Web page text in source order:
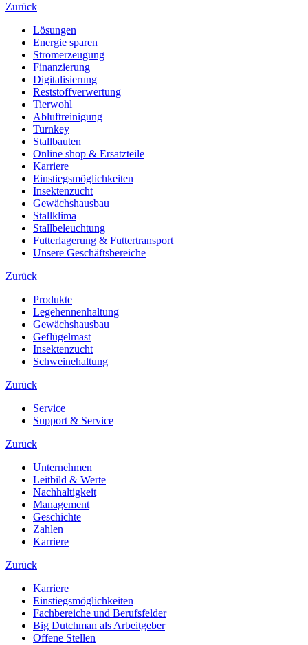
Zurück
Lösungen
Energie sparen
Stromerzeugung
Finanzierung
Digitalisierung
Reststoffverwertung
Tierwohl
Abluftreinigung
Turnkey
Stallbauten
Online shop & Ersatzteile
Karriere
Einstiegsmöglichkeiten
Insektenzucht
Gewächshausbau
Stallklima
Stallbeleuchtung
Futterlagerung & Futtertransport
Unsere Geschäftsbereiche
Zurück
Produkte
Legehennenhaltung
Gewächshausbau
Geflügelmast
Insektenzucht
Schweinehaltung
Zurück
Service
Support & Service
Zurück
Unternehmen
Leitbild & Werte
Nachhaltigkeit
Management
Geschichte
Zahlen
Karriere
Zurück
Karriere
Einstiegsmöglichkeiten
Fachbereiche und Berufsfelder
Big Dutchman als Arbeitgeber
Offene Stellen